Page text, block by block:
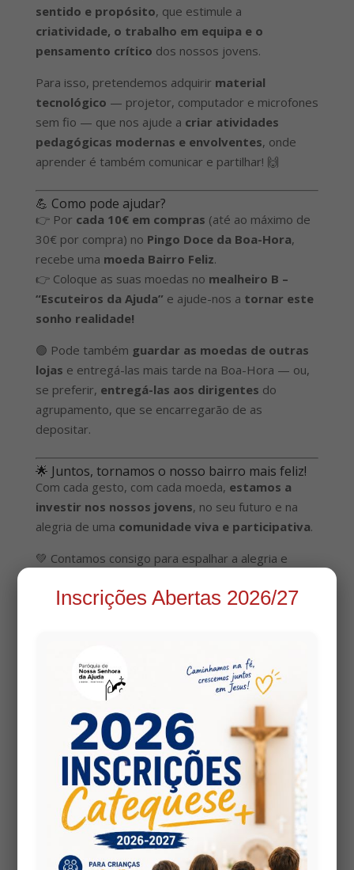
sentido e propósito, que estimule a
criatividade, o trabalho em equipa e o
pensamento crítico dos nossos jovens.
Para isso, pretendemos adquirir material
tecnológico — projetor, computador e microfones
sem fio — que nos ajude a criar atividades
pedagógicas modernas e envolventes, onde
aprender é também comunicar e partilhar! 🙌
💪 Como pode ajudar?
👉 Por cada 10€ em compras (até ao máximo de
30€ por compra) no Pingo Doce da Boa-Hora,
recebe uma moeda Bairro Feliz.
👉 Coloque as suas moedas no mealheiro B –
“Escuteiros da Ajuda” e ajude-nos a tornar este
sonho realidade!
🟢 Pode também guardar as moedas de outras
lojas e entregá-las mais tarde na Boa-Hora — ou,
se preferir, entregá-las aos dirigentes do
agrupamento, que se encarregarão de as
depositar.
🌟 Juntos, tornamos o nosso bairro mais feliz!
Com cada gesto, com cada moeda, estamos a
investir nos nossos jovens, no seu futuro e na
alegria de uma comunidade viva e participativa.
💚 Contamos consigo para espalhar a alegria e
missão!
Inscrições Abertas 2026/27